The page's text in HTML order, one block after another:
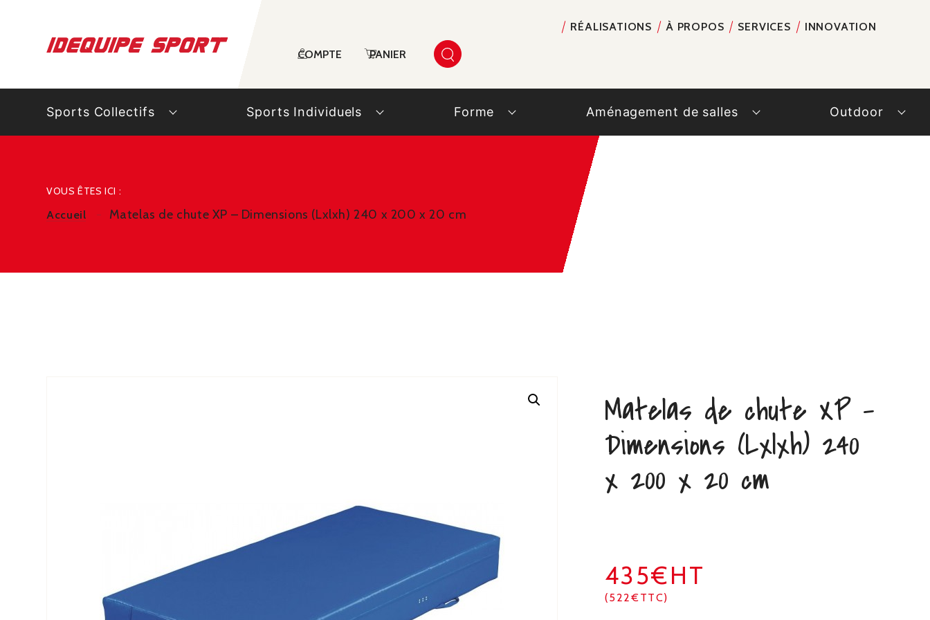
RÉALISATIONS À PROPOS SERVICES INNOVATION
COMPTE PANIER
Sports Collectifs Sports Individuels Forme Aménagement de salles Outdoor
VOUS ÊTES ICI :
Accueil Matelas de chute XP – Dimensions (Lxlxh) 240 x 200 x 20 cm
Matelas de chute XP –
Dimensions (Lxlxh) 240
x 200 x 20 cm
435€HT
(522€TTC)